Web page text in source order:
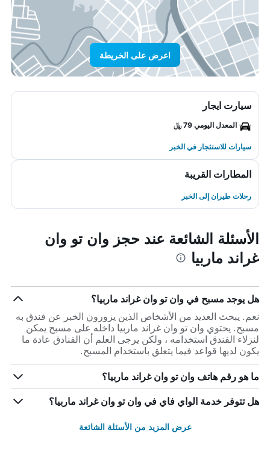
اعرض على الخريطة
سيارت ايجار
المعدل اليومي 79 ﷼
سيارات للاستئجار في الخبر
المطارات القريبة
رحلات طيران إلى الخبر
الأسئلة الشائعة عند حجز وان تو وان
غراند ماربيا
هل يوجد مسبح في وان تو وان غراند ماربيا؟
نعم. يبحث العديد من الأشخاص الذين يزورون الخبر عن فندق به
مسبح. يحتوي وان تو وان غراند ماربيا داخله على مسبح يمكن
لنزلاء الفندق استخدامه ، ولكن يرجى العلم أن الفنادق عادة ما
يكون لديها قواعد فيما يتعلق باستخدام المسبح.
ما هو رقم هاتف وان تو وان غراند ماربيا؟
هل تتوفر خدمة الواي فاي في وان تو وان غراند ماربيا؟
عرض المزيد من الأسئلة الشائعة